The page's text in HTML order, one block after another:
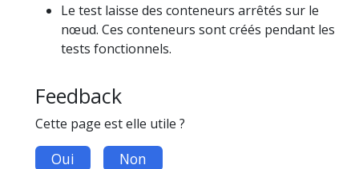
Le test laisse des conteneurs arrêtés sur le
nœud. Ces conteneurs sont créés pendant les
tests fonctionnels.
Feedback
Cette page est elle utile ?
Oui Non